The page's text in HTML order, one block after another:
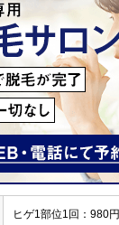
ヒゲ1部位1回：980円